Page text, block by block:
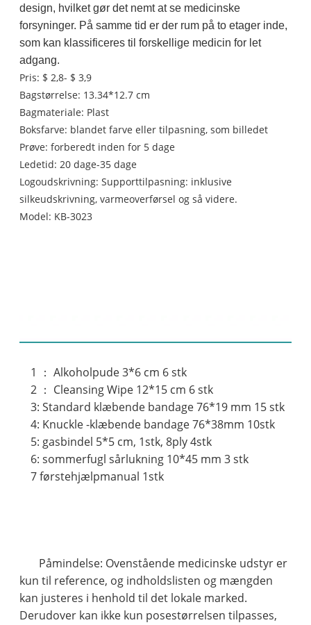
design, hvilket gør det nemt at se medicinske
forsyninger. På samme tid er der rum på to etager inde,
som kan klassificeres til forskellige medicin for let
adgang.
Pris: $ 2,8- $ 3,9
Bagstørrelse: 13.34*12.7 cm
Bagmateriale: Plast
Boksfarve: blandet farve eller tilpasning, som billedet
Prøve: forberedt inden for 5 dage
Ledetid: 20 dage-35 dage
Logoudskrivning: Supporttilpasning: inklusive
silkeudskrivning, varmeoverførsel og så videre.
Model: KB-3023
1 ： Alkoholpude 3*6 cm 6 stk
2 ： Cleansing Wipe 12*15 cm 6 stk
3: Standard klæbende bandage 76*19 mm 15 stk
4: Knuckle -klæbende bandage 76*38mm 10stk
5: gasbindel 5*5 cm, 1stk, 8ply 4stk
6: sommerfugl sårlukning 10*45 mm 3 stk
7 førstehjælpmanual 1stk
Påmindelse: Ovenstående medicinske udstyr er
kun til reference, og indholdslisten og mængden
kan justeres i henhold til det lokale marked.
Derudover kan ikke kun posestørrelsen tilpasses,